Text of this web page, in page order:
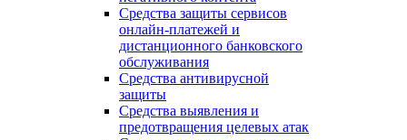
Средства защиты сервисов
онлайн-платежей и
дистанционного банковского
обслуживания
Средства антивирусной
защиты
Средства выявления и
предотвращения целевых атак